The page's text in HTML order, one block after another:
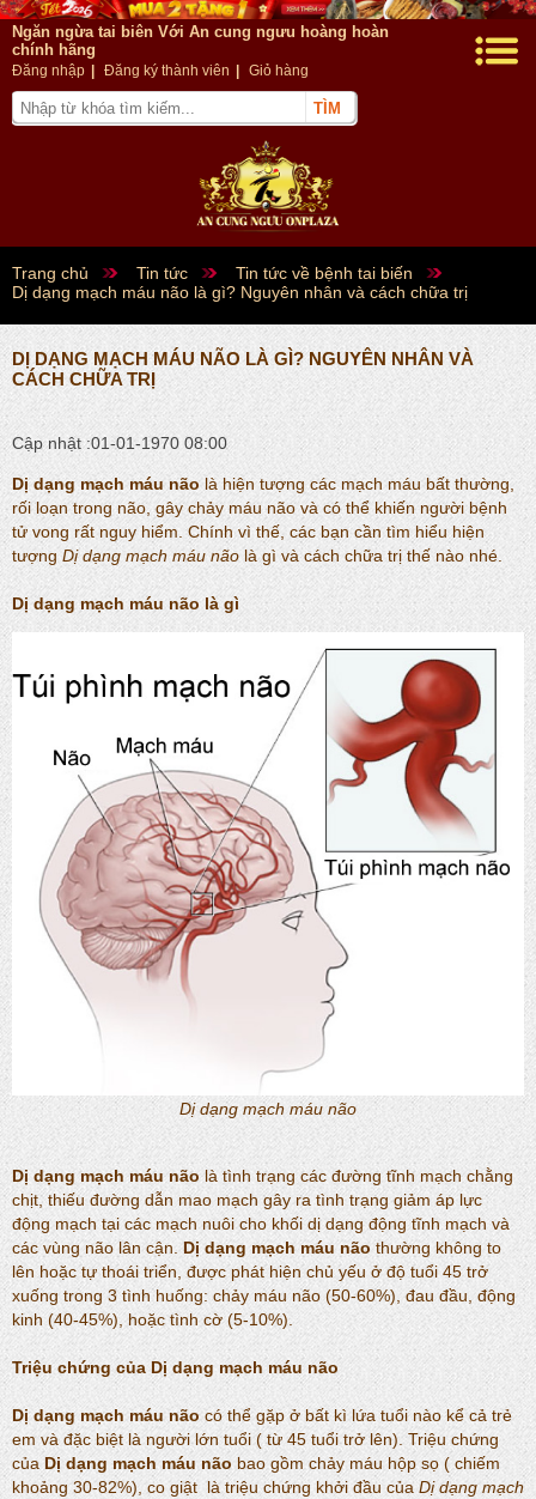
Ngăn ngừa tai biên Với An cung ngưu hoàng hoàn
chính hãng
Đăng nhập Đăng ký thành viên Giỏ hàng
Trang chủ Tin tức
Tin tức về bệnh tai biến
Dị dạng mạch máu não là gì? Nguyên nhân và cách chữa trị
DỊ DẠNG MẠCH MÁU NÃO LÀ GÌ? NGUYÊN NHÂN VÀ
CÁCH CHỮA TRỊ
Cập nhật :01-01-1970 08:00
Dị dạng mạch máu não là hiện tượng các mạch máu bất thường,
rối loạn trong não, gây chảy máu não và có thể khiến người bệnh
tử vong rất nguy hiểm. Chính vì thế, các bạn cần tìm hiểu hiện
tượng Dị dạng mạch máu não là gì và cách chữa trị thế nào nhé.
Dị dạng mạch máu não là gì
Dị dạng mạch máu não
Dị dạng mạch máu nãolà tình trạng các đường tĩnh mạch chằng
chịt, thiếu đường dẫn mao mạch gây ra tình trạng giảm áp lực
động mạch tại các mạch nuôi cho khối dị dạng động tĩnh mạch và
các vùng não lân cận. Dị dạng mạch máu não thường không to
lên hoặc tự thoái triển, được phát hiện chủ yếu ở độ tuổi 45 trở
xuống trong 3 tình huống: chảy máu não (50-60%), đau đầu, động
kinh (40-45%), hoặc tình cờ (5-10%).
Triệu chứng của Dị dạng mạch máu não
Dị dạng mạch máu não có thể gặp ở bất kì lứa tuổi nào kể cả trẻ
em và đặc biệt là người lớn tuổi ( từ 45 tuổi trở lên). Triệu chứng
của Dị dạng mạch máu não bao gồm chảy máu hộp sọ ( chiếm
khoảng 30-82%), co giật là triệu chứng khởi đầu của Dị dạng mạch